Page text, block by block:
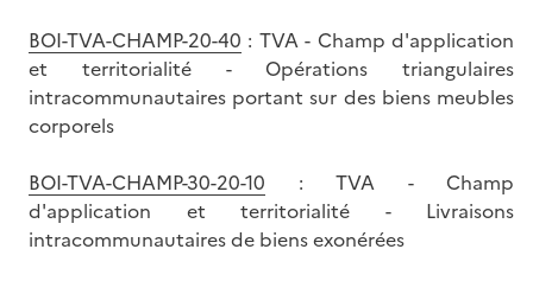
BOI-TVA-CHAMP-20-40 : TVA - Champ d'application
et territorialité - Opérations triangulaires
intracommunautaires portant sur des biens meubles
corporels
BOI-TVA-CHAMP-30-20-10 : TVA - Champ
d'application et territorialité - Livraisons
intracommunautaires de biens exonérées